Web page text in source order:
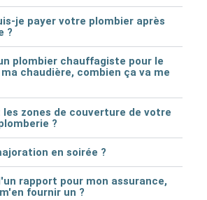
je payer votre plombier après
?
plombier chauffagiste pour le
chaudière, combien ça va me
les zones de couverture de votre
?
en soirée ?
rapport pour mon assurance,
fournir un ?